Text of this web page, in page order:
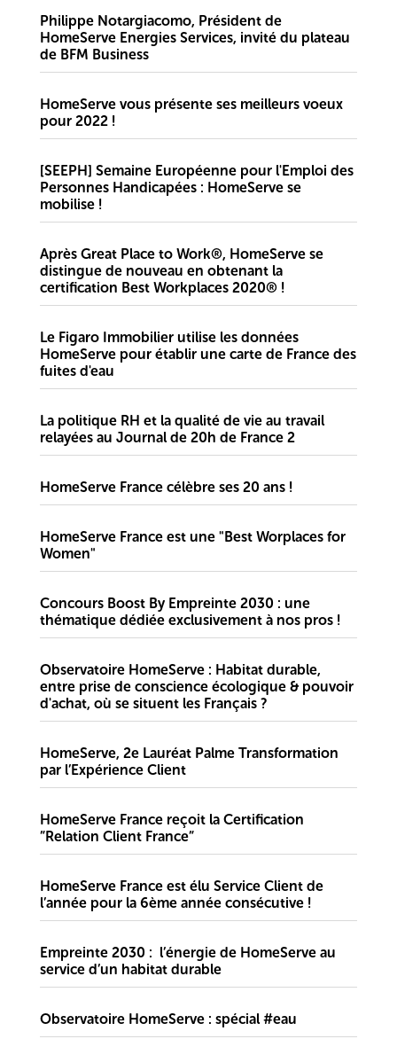
Philippe Notargiacomo, Président de
HomeServe Energies Services, invité du plateau
de BFM Business
HomeServe vous présente ses meilleurs voeux
pour 2022 !
[SEEPH] Semaine Européenne pour l'Emploi des
Personnes Handicapées : HomeServe se
mobilise !
Après Great Place to Work®, HomeServe se
distingue de nouveau en obtenant la
certification Best Workplaces 2020® !
Le Figaro Immobilier utilise les données
HomeServe pour établir une carte de France des
fuites d'eau
La politique RH et la qualité de vie au travail
relayées au Journal de 20h de France 2
HomeServe France célèbre ses 20 ans !
HomeServe France est une "Best Worplaces for
Women"
Concours Boost By Empreinte 2030 : une
thématique dédiée exclusivement à nos pros !
Observatoire HomeServe : Habitat durable,
entre prise de conscience écologique & pouvoir
d'achat, où se situent les Français ?
HomeServe, 2e Lauréat Palme Transformation
par l’Expérience Client
HomeServe France reçoit la Certification
”Relation Client France”
HomeServe France est élu Service Client de
l’année pour la 6ème année consécutive !
Empreinte 2030 : l’énergie de HomeServe au
service d’un habitat durable
Observatoire HomeServe : spécial #eau